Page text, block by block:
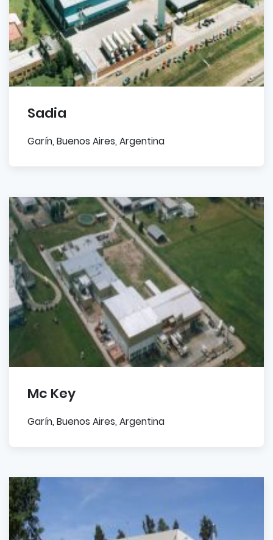
Sadia
Garín, Buenos Aires, Argentina
Mc Key
Garín, Buenos Aires, Argentina